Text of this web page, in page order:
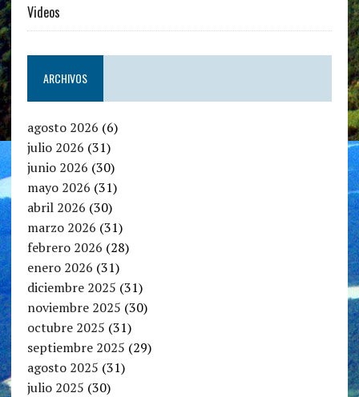
Videos
ARCHIVOS
agosto 2026 (6)
julio 2026 (31)
junio 2026 (30)
mayo 2026 (31)
abril 2026 (30)
marzo 2026 (31)
febrero 2026 (28)
enero 2026 (31)
diciembre 2025 (31)
noviembre 2025 (30)
octubre 2025 (31)
septiembre 2025 (29)
agosto 2025 (31)
julio 2025 (30)